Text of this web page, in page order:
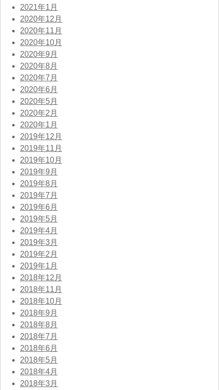
2021年1月
2020年12月
2020年11月
2020年10月
2020年9月
2020年8月
2020年7月
2020年6月
2020年5月
2020年2月
2020年1月
2019年12月
2019年11月
2019年10月
2019年9月
2019年8月
2019年7月
2019年6月
2019年5月
2019年4月
2019年3月
2019年2月
2019年1月
2018年12月
2018年11月
2018年10月
2018年9月
2018年8月
2018年7月
2018年6月
2018年5月
2018年4月
2018年3月